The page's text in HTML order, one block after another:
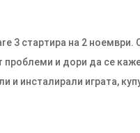
3 стартира на 2 ноември.
проблеми и дори да се
и инсталирали играта,